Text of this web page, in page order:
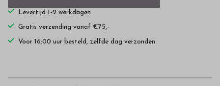
Levertijd 1-2 werkdagen
Gratis verzending vanaf €75,-
Voor 16:00 uur besteld, zelfde dag verzonden